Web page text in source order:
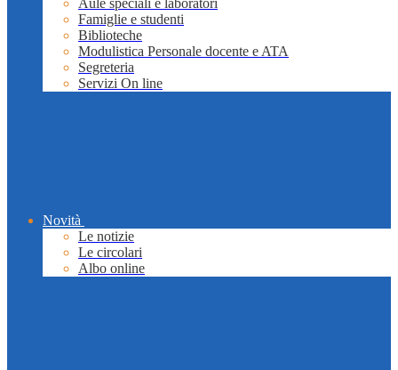
Aule speciali e laboratori
Famiglie e studenti
Biblioteche
Modulistica Personale docente e ATA
Segreteria
Servizi On line
Novità
Le notizie
Le circolari
Albo online